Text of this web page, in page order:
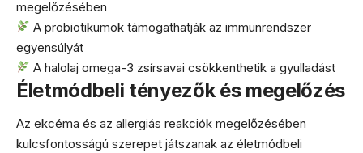
megelőzésében
A probiotikumok támogathatják az immunrendszer
egyensúlyát
A halolaj omega-3 zsírsavai csökkenthetik a gyulladást
Életmódbeli tényezők és megelőzés
Az ekcéma és az allergiás reakciók megelőzésében
kulcsfontosságú szerepet játszanak az életmódbeli